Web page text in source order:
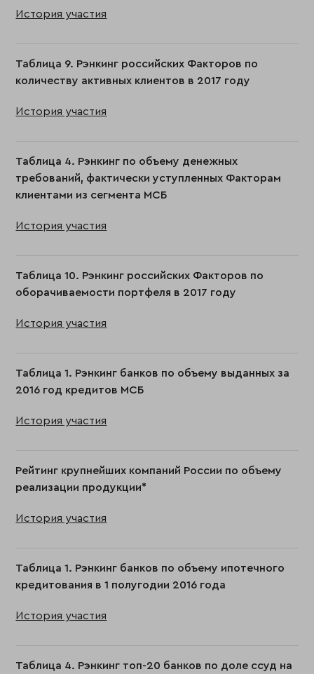
История участия
Таблица 9. Рэнкинг российских Факторов по
количеству активных клиентов в 2017 году
История участия
Таблица 4. Рэнкинг по объему денежных
требований, фактически уступленных Факторам
клиентами из сегмента МСБ
История участия
Таблица 10. Рэнкинг российских Факторов по
оборачиваемости портфеля в 2017 году
История участия
Таблица 1. Рэнкинг банков по объему выданных за
2016 год кредитов МСБ
История участия
Рейтинг крупнейших компаний России по объему
реализации продукции*
История участия
Таблица 1. Рэнкинг банков по объему ипотечного
кредитования в 1 полугодии 2016 года
История участия
Таблица 4. Рэнкинг топ-20 банков по доле ссуд на